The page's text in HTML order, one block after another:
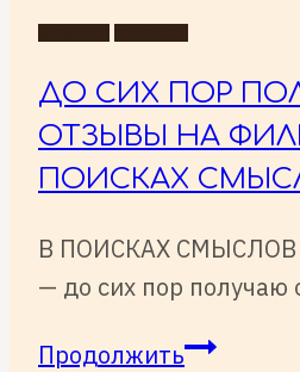
ДО СИХ ПОР
ОТЗЫВЫ НА
ПОИСКАХ
В ПОИСКАХ
— до сих пор
Продолжитьдо